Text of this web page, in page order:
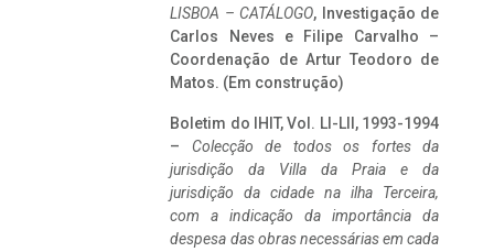
LISBOA – CATÁLOGO, Investigação de
Carlos Neves e Filipe Carvalho –
Coordenação de Artur Teodoro de
Matos. (Em construção)
Boletim do IHIT, Vol. LI-LII, 1993-1994
– Colecção de todos os fortes da
jurisdição da Villa da Praia e da
jurisdição da cidade na ilha Terceira,
com a indicação da importância da
despesa das obras necessárias em cada